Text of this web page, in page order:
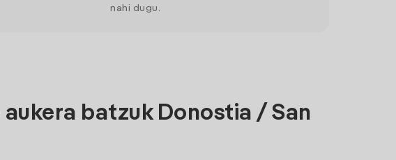
nahi dugu.
batzuk Donostia / San